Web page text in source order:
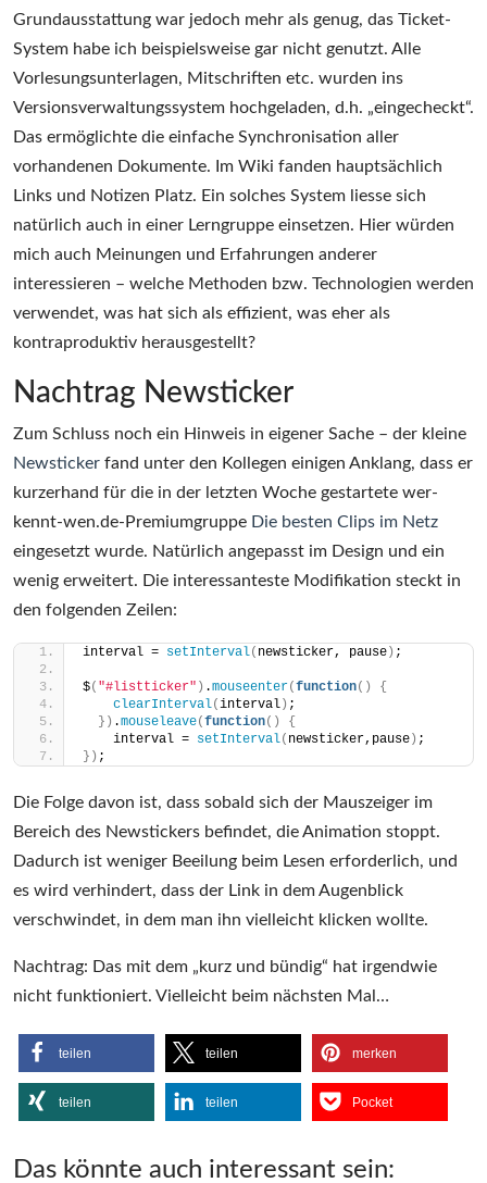
Grundausstattung war jedoch mehr als genug, das Ticket-
System habe ich beispielsweise gar nicht genutzt. Alle
Vorlesungsunterlagen, Mitschriften etc. wurden ins
Versionsverwaltungssystem hochgeladen, d.h. „eingecheckt“.
Das ermöglichte die einfache Synchronisation aller
vorhandenen Dokumente. Im Wiki fanden hauptsächlich
Links und Notizen Platz. Ein solches System liesse sich
natürlich auch in einer Lerngruppe einsetzen. Hier würden
mich auch Meinungen und Erfahrungen anderer
interessieren – welche Methoden bzw. Technologien werden
verwendet, was hat sich als effizient, was eher als
kontraproduktiv herausgestellt?
Nachtrag Newsticker
Zum Schluss noch ein Hinweis in eigener Sache – der kleine
Newsticker fand unter den Kollegen einigen Anklang, dass er
kurzerhand für die in der letzten Woche gestartete wer-
kennt-wen.de-Premiumgruppe Die besten Clips im Netz
eingesetzt wurde. Natürlich angepasst im Design und ein
wenig erweitert. Die interessanteste Modifikation steckt in
den folgenden Zeilen:
interval = setInterval( newsticker, pause ) ;
$( "#listticker" ) .mouseenter(function()
{
clearInterval(interval ) ;
}) .mouseleave(function()
{
    interval =
setInterval( newsticker,pause ) ;
}) ;
Die Folge davon ist, dass sobald sich der Mauszeiger im
Bereich des Newstickers befindet, die Animation stoppt.
Dadurch ist weniger Beeilung beim Lesen erforderlich, und
es wird verhindert, dass der Link in dem Augenblick
verschwindet, in dem man ihn vielleicht klicken wollte.
Nachtrag: Das mit dem „kurz und bündig“ hat irgendwie
nicht funktioniert. Vielleicht beim nächsten Mal…
teilen teilen merken
teilen teilen Pocket
Das könnte auch interessant sein: